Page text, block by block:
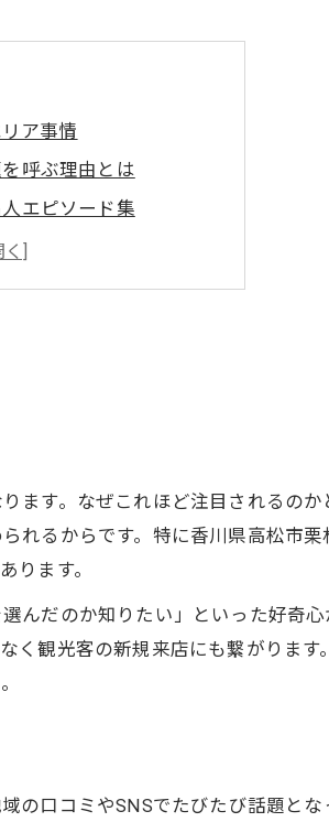
ア事情
呼ぶ理由とは
エピソード集
話題の背景を探る
信ぴょう性を検証
立つ理由
可欠な理由を解説
られる安心感
意したいポイント
ます。なぜこれほど注目されるの
れるからです。特に香川県高松市
ります。
んだのか知りたい」といった好奇
く観光客の新規来店にも繋がりま
口コミやSNSでたびたび話題と